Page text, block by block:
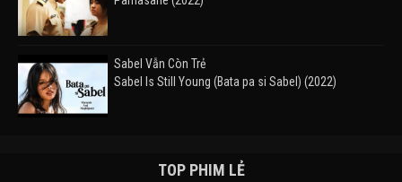
Sabel Vẫn Còn Trẻ
Sabel Is Still Young (Bata pa si Sabel) (2022)
Takas (2024)TOP PHIM LẺ